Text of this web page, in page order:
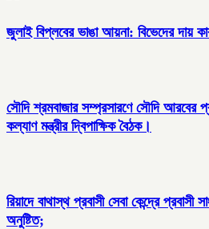
জুলাই বিপ্লবের ভাঙা আয়না: বিভেদের দায়
সৌদি শ্রমবাজার সম্প্রসারণে সৌদি আরবের
কল্যাণ মন্ত্রীর দ্বিপাক্ষিক বৈঠক।
রিয়াদে বাথাস্থ প্রবাসী সেবা কেন্দ্রে প্রবাসী
অনুষ্টিত;